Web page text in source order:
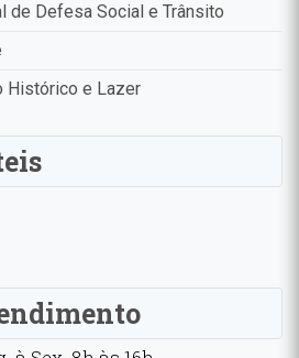
de Defesa Social e Trânsito
Histórico e Lazer